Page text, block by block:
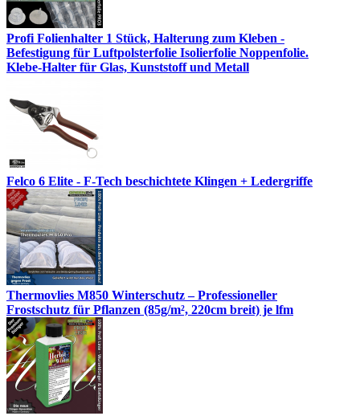
Profi Folienhalter 1 Stück, Halterung zum Kleben -
Befestigung für Luftpolsterfolie Isolierfolie Noppenfolie.
Klebe-Halter für Glas, Kunststoff und Metall
Felco 6 Elite - F-Tech beschichtete Klingen + Ledergriffe
Thermovlies M850 Winterschutz – Professioneller
Frostschutz für Pflanzen (85g/m², 220cm breit) je lfm